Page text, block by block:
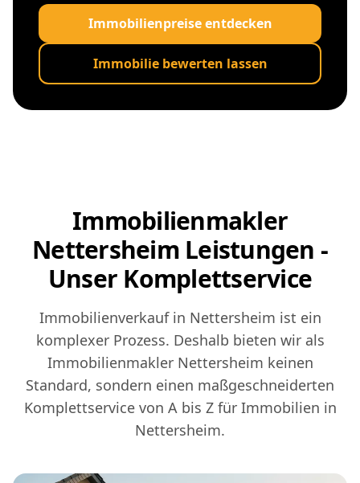
Immobilienpreise entdecken
Immobilie bewerten lassen
Immobilienmakler
Nettersheim Leistungen -
Unser Komplettservice
Immobilienverkauf in Nettersheim ist ein
komplexer Prozess. Deshalb bieten wir als
Immobilienmakler Nettersheim keinen
Standard, sondern einen maßgeschneiderten
Komplettservice von A bis Z für Immobilien in
Nettersheim.